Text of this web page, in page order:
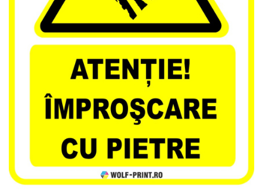
Stickere Decorative Model 3D
Stickere Decorative Model Floral
Stickere Decorative Textura Lemn
Stickere Decorative Copii
Stickere Decorative Model
Stickere Decorative Textura Beton
Tablouri Canvas
Tablouri Canvas Arhitectura
Tablou Canvas Animale
Tablou Canvas Living/Sufragerie
Papetarie si organizare nunta